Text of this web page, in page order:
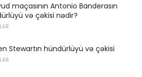
maçasının Antonio Banderasın
və çəkisi nədir?
Stewartın hündürlüyü və çəkisi